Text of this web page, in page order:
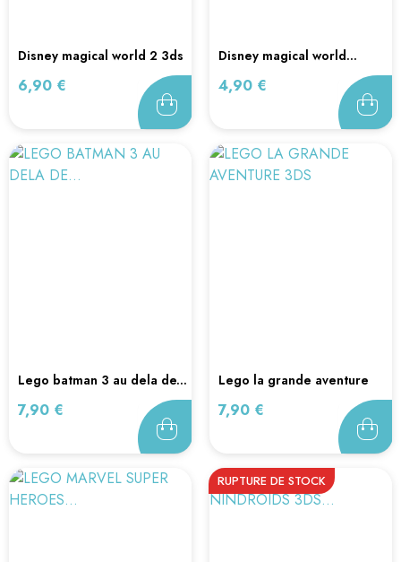
disney magical world 2 3ds
Prix
6,90 €
disney magical world...
Prix
4,90 €
lego batman 3 au dela de...
Prix
7,90 €
lego la grande aventure
Prix
7,90 €
RUPTURE DE STOCK